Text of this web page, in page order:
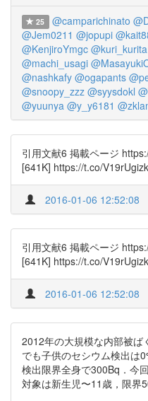
25 @camparichinato
@Jem0211 @jopupi
@KenjiroYmgc @kuri_kurita
@machi_usagi
@nashkafy @ogapants
@snoopy_zzz @syysdokl
@yuunya @y_y6181
引用文献6 掲載ページ
[641K] https://t.co/
2016-01-06 12:52:08
引用文献6 掲載ページ
[641K] https://t.co/
2016-01-06 12:52:08
2012年の大規模な内部被
でも子供のセシウム検出は
検出限界全身で300Bq．今
対象は新生児〜11歳，限界